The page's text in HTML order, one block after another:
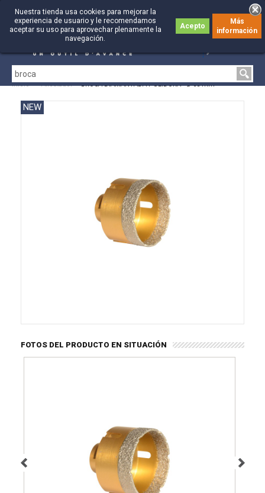
0
0
Nuestra tienda usa cookies para mejorar la
experiencia de usuario y le recomendamos
aceptar su uso para aprovechar plenamente la
navegación.
Acepto
Más
información
Inicio > Alicatador > BROCA DIAMANTADA PULIDORA - Ø 65 mm
NEW
FOTOS DEL PRODUCTO EN SITUACIÓN